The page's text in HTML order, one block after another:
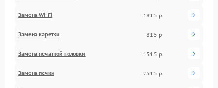
Замена Wi-Fi 1815 р
Замена каретки 815 р
Замена печатной головки 1515 р
Замена печки 2515 р